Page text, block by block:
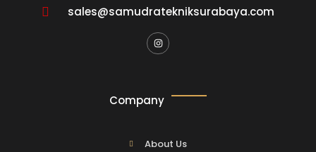
sales@samudratekniksurabaya.com
Company
About Us